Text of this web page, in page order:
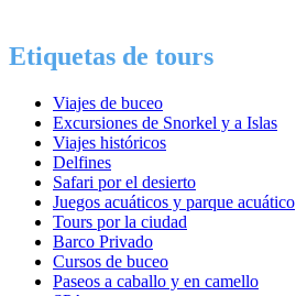
Etiquetas de tours
Viajes de buceo
Excursiones de Snorkel y a Islas
Viajes históricos
Delfines
Safari por el desierto
Juegos acuáticos y parque acuático
Tours por la ciudad
Barco Privado
Cursos de buceo
Paseos a caballo y en camello